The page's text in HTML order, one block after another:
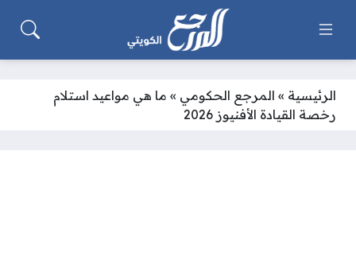
الرئيسية » المرجع الحكومي » ما هي مواعيد استلام
رخصة القيادة الأفنيوز 2026